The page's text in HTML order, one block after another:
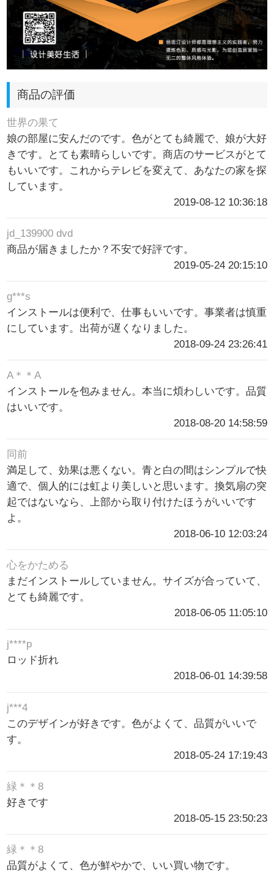
商品の評価
世界の果て
娘の部屋に安んだのです。色がとても綺麗で、娘が大好
きです。とても素晴らしいです。商店のサービスがとて
もいいです。これからテレビを変えて、あなたの家を探
しています。
2019-08-12 10:36:18
jd_139900 dvd
商品が届きましたか？不安で好評です。
2019-05-24 20:15:10
g***s
インストールは便利で、仕事もいいです。事業者は慎重
にしています。出荷が遅くなりました。
2018-09-24 23:26:41
A＊＊A
インストールを包みません。本当に煩わしいです。品質
はいいです。
2018-08-20 14:58:59
同前
満足して、効果は悪くない。青と白の間はシンプルで快
適で、個人的には虹より美しいと思います。換気扇の突
起ではないなら、上部から取り付けたほうがいいです
よ。
2018-06-10 12:03:24
心をかためる
まだインストールしていません。サイズが合っていて、
とても綺麗です。
2018-06-05 11:05:10
j****p
ロッド折れ
2018-06-01 14:39:58
j***4
このデザインが好きです。色がよくて、品質がいいで
す。
2018-05-24 17:19:43
緑＊＊8
好きです
2018-05-15 23:50:23
緑＊＊8
品質がよくて、色が鮮やかで、いい買い物です。